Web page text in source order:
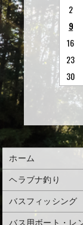
2
9
16
23
30
ホーム
ヘラブナ釣り
バスフィッシング
バス用ボート・レ